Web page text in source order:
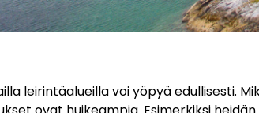
leirintäalueilla voi yöpyä edullisesti.